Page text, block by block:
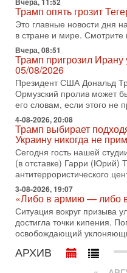
оценка от военного
Ситуация вокруг
с каждым днем. Почему
отменил решение о
30-07-2026, 16:54
Покупатель
запретить полеты по
Вокруг возможной
разгорается громкий
30-07-2026, 08:16
Трамп готовит удар по
Президент США Дональд
возможность масштабной
после ракетной атаки на
29-07-2026, 18:28
Трамп взбешен атакой
Израиль меняет курс
В эфире телеканала ITON-
дипломат, в прошлом -
АМАН, глава спецслужбы
29-07-2026, 15:31
Трамп опять грозит
Это главные новости дня
в стране и мире.
Вчера, 08:51
Трамп пригрозил
05/08/2026
Президент США Дональд
Ормузский пролив может
его словам, если этого не
4-08-2026, 20:08
Трамп выбирает
Украину никогда не
Сегодня гость нашей
(в отставке) Гарри (Юрий)
антитеррористического
3-08-2026, 19:07
«Либо в армию — либо
Ситуация вокруг призыва
достигла точки кипения.
освобождающий
АРХИВ